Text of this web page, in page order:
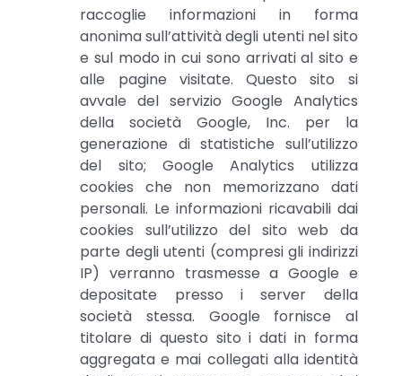
raccoglie informazioni in forma
anonima sull’attività degli utenti nel sito
e sul modo in cui sono arrivati al sito e
alle pagine visitate. Questo sito si
avvale del servizio Google Analytics
della società Google, Inc. per la
generazione di statistiche sull’utilizzo
del sito; Google Analytics utilizza
cookies che non memorizzano dati
personali. Le informazioni ricavabili dai
cookies sull’utilizzo del sito web da
parte degli utenti (compresi gli indirizzi
IP) verranno trasmesse a Google e
depositate presso i server della
società stessa. Google fornisce al
titolare di questo sito i dati in forma
aggregata e mai collegati alla identità